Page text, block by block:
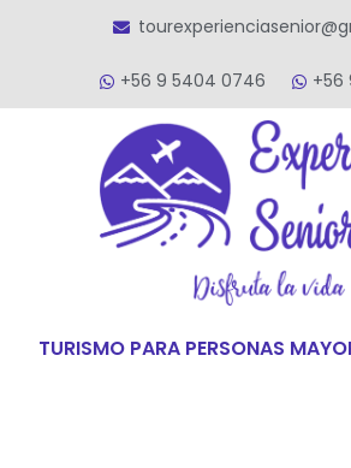
+56 9 5404 0746 +56
TURISMO PARA PERSONAS